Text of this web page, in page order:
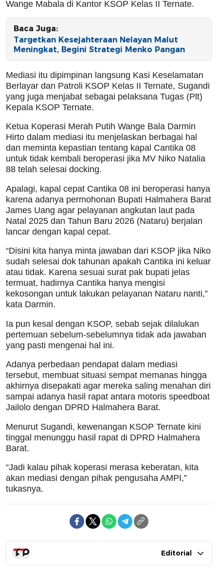
Wange Mabala di Kantor KSOP Kelas II Ternate.
Baca Juga:
Targetkan Kesejahteraan Nelayan Malut
Meningkat, Begini Strategi Menko Pangan
Mediasi itu dipimpinan langsung Kasi Keselamatan
Berlayar dan Patroli KSOP Kelas II Ternate, Sugandi
yang juga menjabat sebagai pelaksana Tugas (Plt)
Kepala KSOP Ternate.
Ketua Koperasi Merah Putih Wange Bala Darmin
Hirto dalam mediasi itu menjelaskan berbagai hal
dan meminta kepastian tentang kapal Cantika 08
untuk tidak kembali beroperasi jika MV Niko Natalia
88 telah selesai docking.
Apalagi, kapal cepat Cantika 08 ini beroperasi hanya
karena adanya permohonan Bupati Halmahera Barat
James Uang agar pelayanan angkutan laut pada
Natal 2025 dan Tahun Baru 2026 (Nataru) berjalan
lancar dengan kapal cepat.
“Disini kita hanya minta jawaban dari KSOP jika Niko
sudah selesai dok tahunan apakah Cantika ini keluar
atau tidak. Karena sesuai surat pak bupati jelas
termuat, hadirnya Cantika hanya mengisi
kekosongan untuk lakukan pelayanan Nataru nanti,”
kata Darmin.
Ia pun kesal dengan KSOP, sebab sejak dilalukan
pertemuan sebelum-sebelumnya tidak ada jawaban
yang pasti mengenai hal ini.
Adanya perbedaan pendapat dalam mediasi
tersebut, membuat situasi sempat memanas hingga
akhirnya disepakati agar mereka saling menahan diri
sampai adanya hasil rapat antara motoris speedboat
Jailolo dengan DPRD Halmahera Barat.
Menurut Sugandi, kewenangan KSOP Ternate kini
tinggal menunggu hasil rapat di DPRD Halmahera
Barat.
“Jadi kalau pihak koperasi merasa keberatan, kita
akan mediasi dengan pihak pengusaha AMPI,”
tukasnya.
Editorial